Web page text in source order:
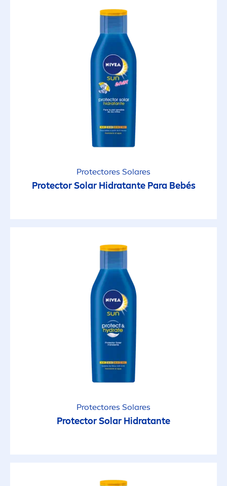
Protect & Sensitive
FACTOR DE PROTECCIÓN SOLAR
FILTROS SELECCIONADOS
Protectores Solares
Protector Solar Hidratante Para Bebés
Protectores Solares
Protector Solar Hidratante